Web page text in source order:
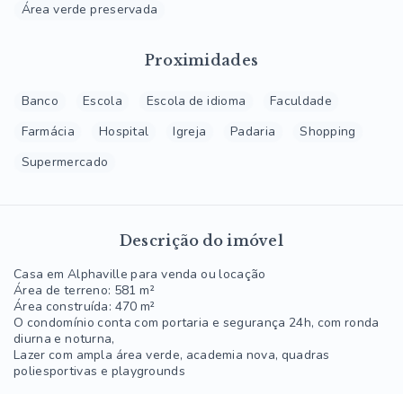
Área verde preservada
Proximidades
Banco Escola Escola de idioma
Faculdade
Farmácia
Hospital Igreja Padaria
Shopping
Supermercado
Descrição do imóvel
Casa em Alphaville para venda ou locação
Área de terreno: 581 m²
Área construída: 470 m²
O condomínio conta com portaria e segurança 24h, com ronda
diurna e noturna,
Lazer com ampla área verde, academia nova, quadras
poliesportivas e playgrounds